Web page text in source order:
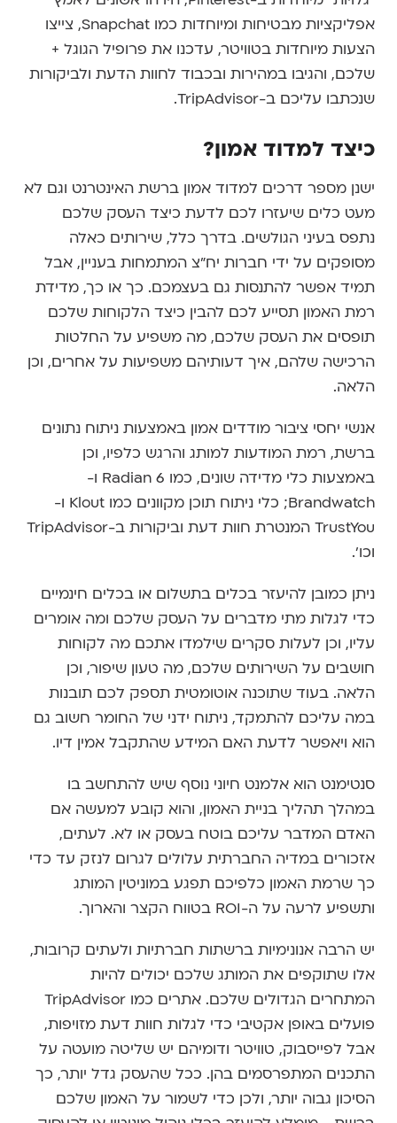
אפליקציות מבטיחות ומיוחדות כמו Snapchat, צייצו
הצעות מיוחדות בטוויטר, עדכנו את פרופיל הגוגל +
שלכם, והגיבו במהירות ובכבוד לחוות הדעת ולביקורות
שנכתבו עליכם ב-TripAdvisor.
כיצד למדוד אמון?
ישנן מספר דרכים למדוד אמון ברשת האינטרנט וגם לא
מעט כלים שיעזרו לכם לדעת כיצד העסק שלכם
נתפס בעיני הגולשים. בדרך כלל, שירותים כאלה
מסופקים על ידי חברות יח"צ המתמחות בעניין, אבל
תמיד אפשר להתנסות גם בעצמכם. כך או כך, מדידת
רמת האמון תסייע לכם להבין כיצד הלקוחות שלכם
תופסים את העסק שלכם, מה משפיע על החלטות
הרכישה שלהם, איך דעותיהם משפיעות על אחרים, וכן
הלאה.
אנשי יחסי ציבור מודדים אמון באמצעות ניתוח נתונים
ברשת, רמת המודעות למותג והרגש כלפיו, וכן
באמצעות כלי מדידה שונים, כמו Radian 6 ו-
Brandwatch; כלי ניתוח תוכן מקוונים כמו Klout ו-
TrustYou המנטרת חוות דעת וביקורות ב-TripAdvisor
וכו'.
ניתן כמובן להיעזר בכלים בתשלום או בכלים חינמיים
כדי לגלות מתי מדברים על העסק שלכם ומה אומרים
עליו, וכן לעלות סקרים שילמדו אתכם מה לקוחות
חושבים על השירותים שלכם, מה טעון שיפור, וכן
הלאה. בעוד שתוכנה אוטומטית תספק לכם תובנות
במה עליכם להתמקד, ניתוח ידני של החומר חשוב גם
הוא ויאפשר לדעת האם המידע שהתקבל אמין דיו.
סנטימנט הוא אלמנט חיוני נוסף שיש להתחשב בו
במהלך תהליך בניית האמון, והוא קובע למעשה אם
האדם המדבר עליכם בוטח בעסק או לא. לעתים,
אזכורים במדיה החברתית עלולים לגרום לנזק עד כדי
כך שרמת האמון כלפיכם תפגע במוניטין המותג
ותשפיע לרעה על ה-ROI בטווח הקצר והארוך.
יש הרבה אנונימיות ברשתות חברתיות ולעתים קרובות,
אלו שתוקפים את המותג שלכם יכולים להיות
המתחרים הגדולים שלכם. אתרים כמו TripAdvisor
פועלים באופן אקטיבי כדי לגלות חוות דעת מזויפות,
אבל לפייסבוק, טוויטר ודומיהם יש שליטה מועטה על
התכנים המתפרסמים בהן. ככל שהעסק גדל יותר, כך
הסיכון גבוה יותר, ולכן כדי לשמור על האמון שלכם